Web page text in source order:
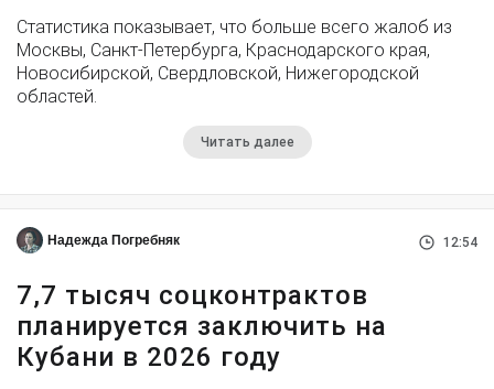
Статистика показывает, что больше всего жалоб из
Москвы, Санкт-Петербурга, Краснодарского края,
Новосибирской, Свердловской, Нижегородской
областей.
Читать далее
Надежда Погребняк 12:54
7,7 тысяч соцконтрактов
планируется заключить на
Кубани в 2026 году